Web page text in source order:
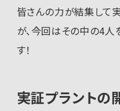
皆さんの力が結集して
が、今回はその中の4人
す！
実証プラントの